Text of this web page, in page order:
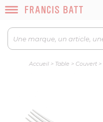
Accueil > Table > Couvert >